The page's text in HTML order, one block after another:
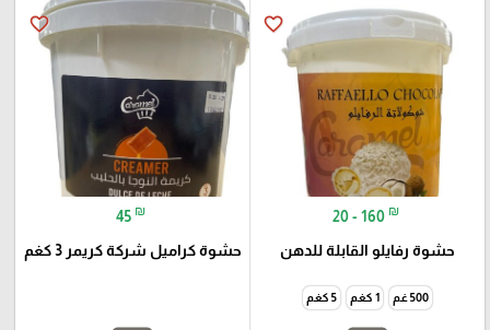
favorite_border
20 - 160 ₪
حشوة رفايلو القابلة للدهن
500 غم 1 كغم 5 كغم
favorite_border
45 ₪
حشوة كراميل شركة كريمر 3 كغم